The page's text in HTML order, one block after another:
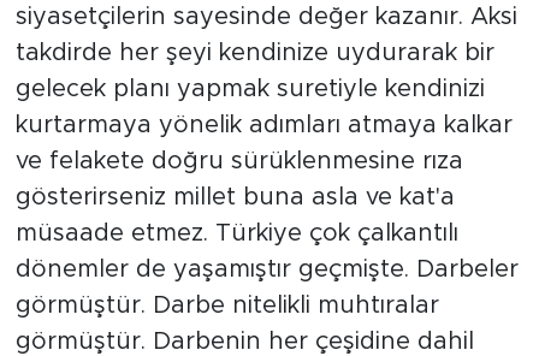
siyasetçilerin sayesinde değer kazanır. Aksi
takdirde her şeyi kendinize uydurarak bir
gelecek planı yapmak suretiyle kendinizi
kurtarmaya yönelik adımları atmaya kalkar
ve felakete doğru sürüklenmesine rıza
gösterirseniz millet buna asla ve kat'a
müsaade etmez. Türkiye çok çalkantılı
dönemler de yaşamıştır geçmişte. Darbeler
görmüştür. Darbe nitelikli muhtıralar
görmüştür. Darbenin her çeşidine dahil